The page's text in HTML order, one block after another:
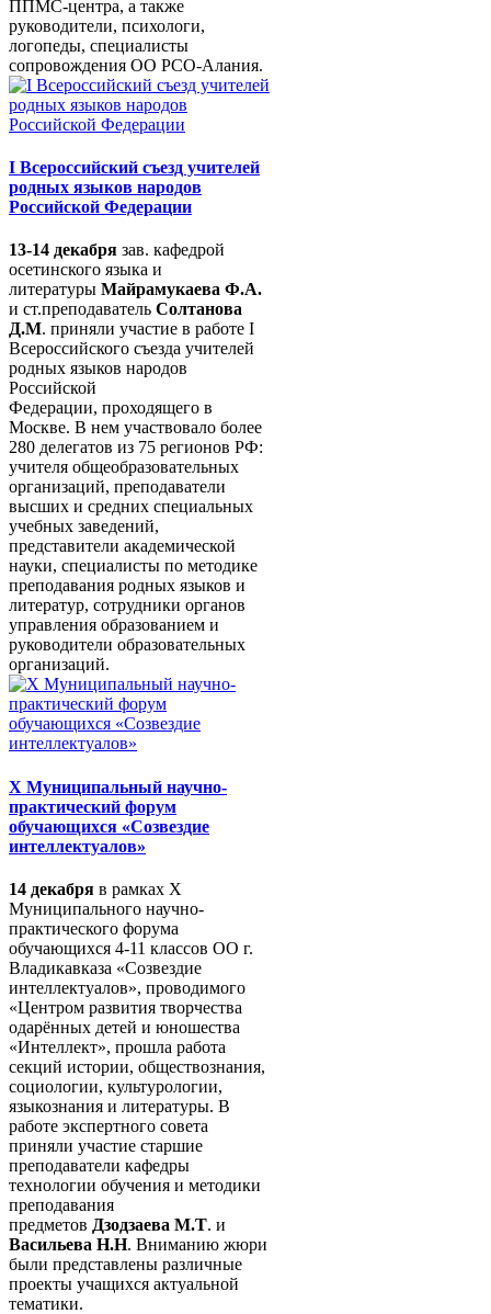
ППМС-центра, а также
руководители, психологи,
логопеды, специалисты
сопровождения ОО РСО-Алания.
I Всероссийский съезд учителей
родных языков народов
Российской Федерации
13-14 декабря зав. кафедрой
осетинского языка и
литературы Майрамукаева Ф.А.
и ст.преподаватель Солтанова
Д.М. приняли участие в работе I
Всероссийского съезда учителей
родных языков народов
Российской
Федерации, проходящего в
Москве. В нем участвовало более
280 делегатов из 75 регионов РФ:
учителя общеобразовательных
организаций, преподаватели
высших и средних специальных
учебных заведений,
представители академической
науки, специалисты по методике
преподавания родных языков и
литератур, сотрудники органов
управления образованием и
руководители образовательных
организаций.
X Муниципальный научно-
практический форум
обучающихся «Созвездие
интеллектуалов»
14 декабря в рамках X
Муниципального научно-
практического форума
обучающихся 4-11 классов ОО г.
Владикавказа «Созвездие
интеллектуалов», проводимого
«Центром развития творчества
одарённых детей и юношества
«Интеллект», прошла работа
секций истории, обществознания,
социологии, культурологии,
языкознания и литературы. В
работе экспертного совета
приняли участие старшие
преподаватели кафедры
технологии обучения и методики
преподавания
предметов Дзодзаева М.Т. и
Васильева Н.Н. Вниманию жюри
были представлены различные
проекты учащихся актуальной
тематики.